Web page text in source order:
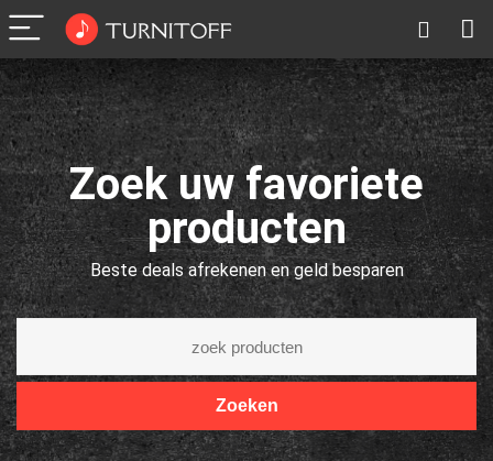
Zoek uw favoriete
producten
Beste deals afrekenen en geld besparen
Zoeken